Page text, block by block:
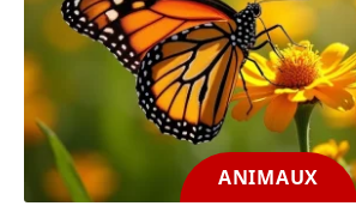
ANIMAUX